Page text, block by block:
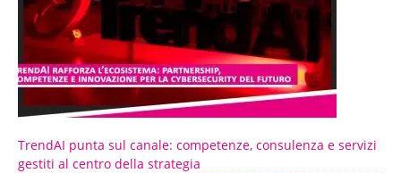
TrendAI punta sul canale: competenze, consulenza e servizi
gestiti al centro della strategia